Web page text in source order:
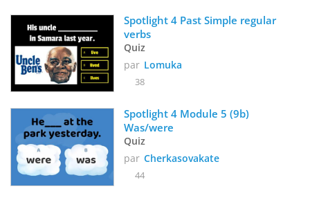
Spotlight 4 Past Simple regular
verbs
Quiz
par Lomuka
38
Spotlight 4 Module 5 (9b)
Was/were
Quiz
par Cherkasovakate
44